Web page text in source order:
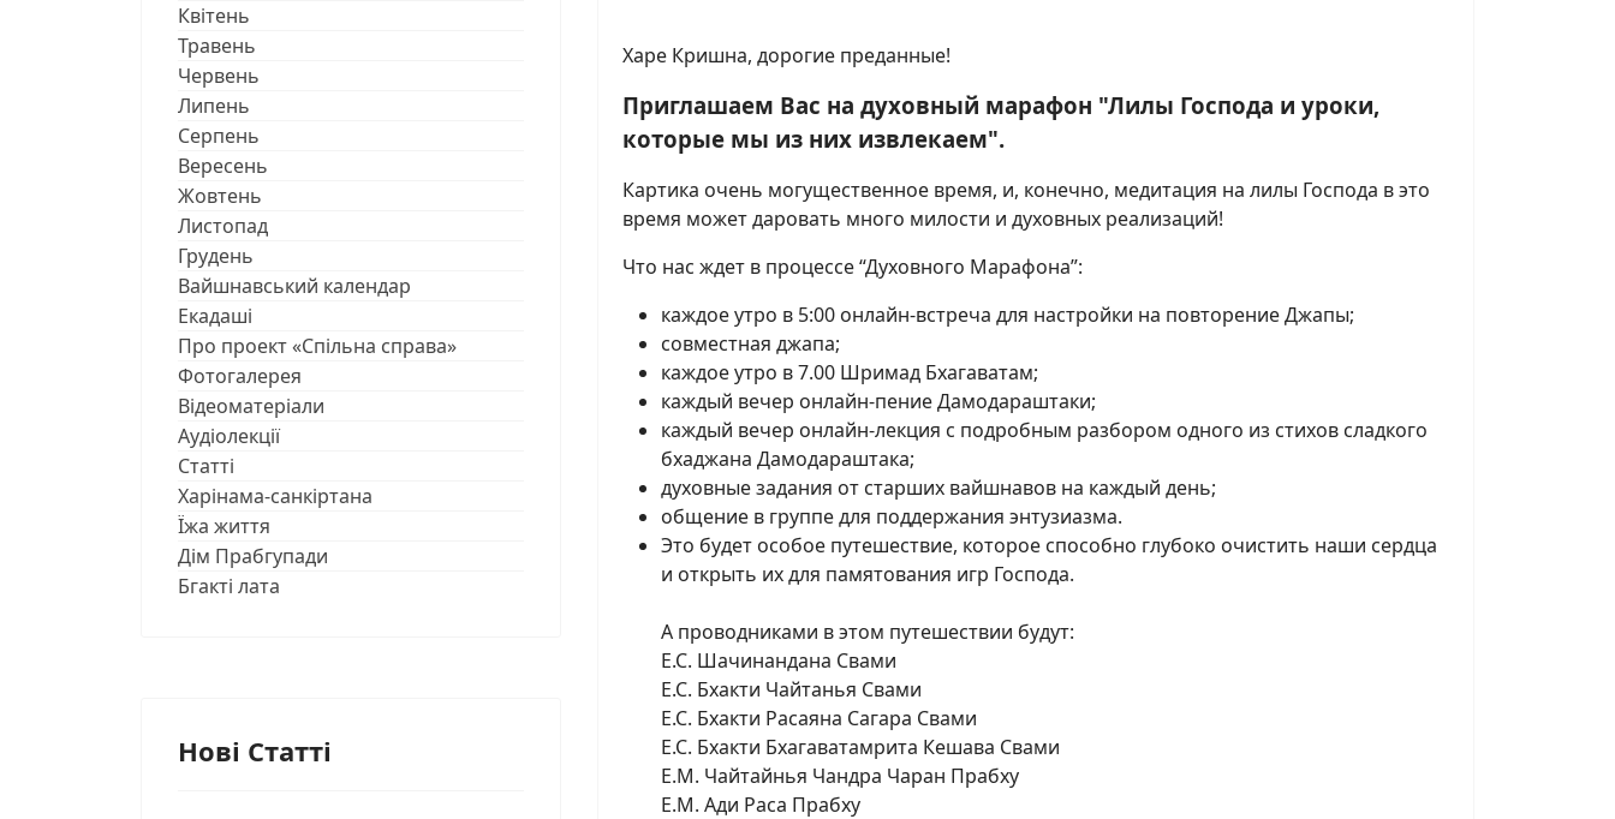
Квітень
Травень
Червень
Липень
Серпень
Вересень
Жовтень
Листопад
Грудень
Вайшнавський календар
Екадаші
Про проект «Спільна справа»
Фотогалерея
Відеоматеріали
Аудіолекції
Статті
Харінама-санкіртана
Їжа життя
Дім Прабгупади
Бгакті лата
Нові Статті
Харе Кришна, дорогие преданные!
Приглашаем Вас на духовный марафон "Лилы Господа и уроки,
которые мы из них извлекаем".
Картика очень могущественное время, и, конечно, медитация на лилы Господа в это
время может даровать много милости и духовных реализаций!
Что нас ждет в процессе “Духовного Марафона”:
каждое утро в 5:00 онлайн-встреча для настройки на повторение Джапы;
совместная джапа;
каждое утро в 7.00 Шримад Бхагаватам;
каждый вечер онлайн-пение Дамодараштаки;
каждый вечер онлайн-лекция с подробным разбором одного из стихов сладкого
бхаджана Дамодараштака;
духовные задания от старших вайшнавов на каждый день;
общение в группе для поддержания энтузиазма.
Это будет особое путешествие, которое способно глубоко очистить наши сердца
и открыть их для памятования игр Господа.
А проводниками в этом путешествии будут:
Е.С. Шачинандана Свами
Е.С. Бхакти Чайтанья Свами
Е.С. Бхакти Расаяна Сагара Свами
Е.С. Бхакти Бхагаватамрита Кешава Свами
Е.М. Чайтайнья Чандра Чаран Прабху
Е.М. Ади Раса Прабху